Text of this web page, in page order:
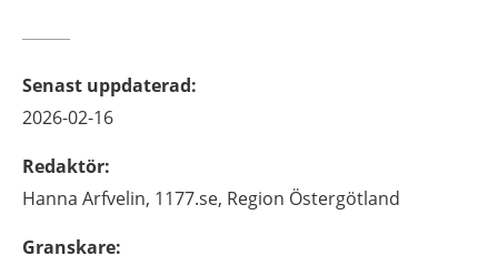
Senast uppdaterad:
2026-02-16
Redaktör:
Hanna Arfvelin, 1177.se, Region Östergötland
Granskare: